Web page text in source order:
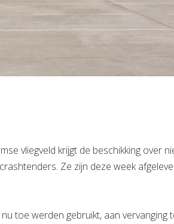
vliegveld krijgt de beschikking over
Ze zijn deze week
toe werden gebruikt, aan vervanging